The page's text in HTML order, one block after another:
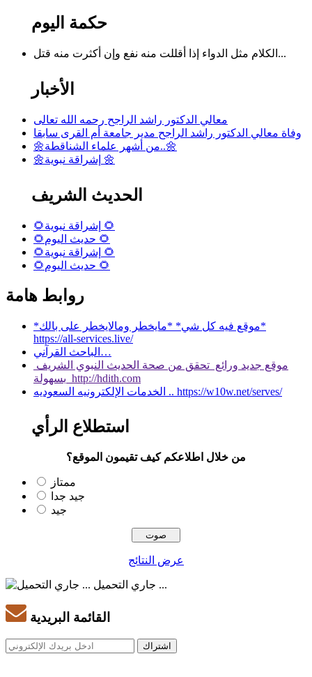
حكمة اليوم
الكلام مثل الدواء إذا أقللت منه نفع وإن أكثرت منه قتل...
الأخبار
معالي الدكتور راشد الراجح رحمه الله تعالى
وفاة معالي الدكتور راشد الراجح مدير جامعة أم القرى سابقا
🌼من أشهر علماء الشناقطة..🌼
🌼إشراقة نبوية 🌼
الحديث الشريف
🌻إشراقة نبوية 🌻
🌻حديث اليوم 🌻
🌻إشراقة نبوية 🌻
🌻حديث اليوم 🌻
روابط هامة
*موقع فيه كل شي* *مايخطر ومالايخطر على بالك*
https://all-services.live/
الباحث القرآني…
موقع جديد ورائع تحقق من صحة الحديث النبوي الشريف
بسهولة http://hdith.com
الخدمات الإلكترونيه السعوديه .. https://w10w.net/serves/
استطلاع الرأي
من خلال اطلاعكم كيف تقيمون الموقع؟
ممتاز
جيد جدا
جيد
عرض النتائج
جاري التحميل ...
القائمة البريدية